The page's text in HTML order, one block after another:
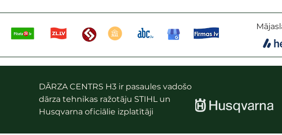
DĀRZA CENTRS H3 ir pasaules vadošo
dārza tehnikas ražotāju STIHL un
Husqvarna oficiālie izplatītāji